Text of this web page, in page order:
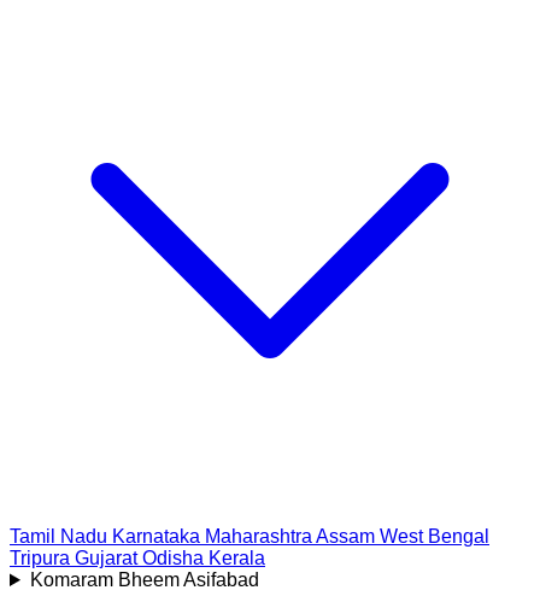
Tamil Nadu Karnataka Maharashtra Assam West Bengal
Tripura Gujarat Odisha Kerala
Komaram Bheem Asifabad